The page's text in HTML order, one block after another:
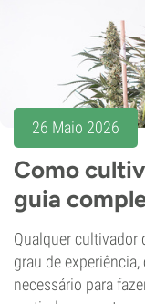
26 Maio 2026
Como
guia
Qualquer cultivador
grau de
necessário para